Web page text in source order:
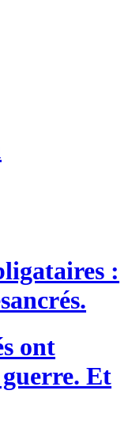
:
ont
Et